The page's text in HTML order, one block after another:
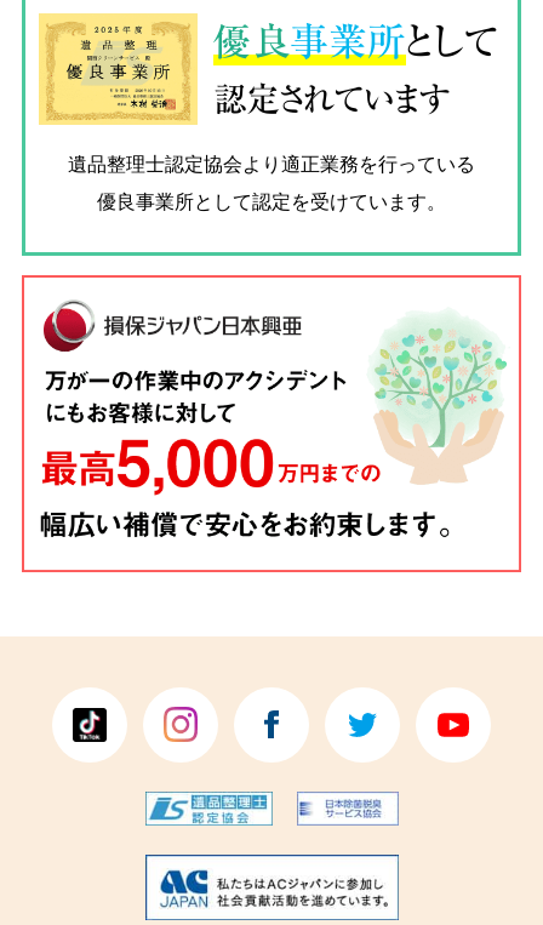
優良事業所として
認定されています
遺品整理士認定協会より適正業務を行っている
優良事業所として認定を受けています。